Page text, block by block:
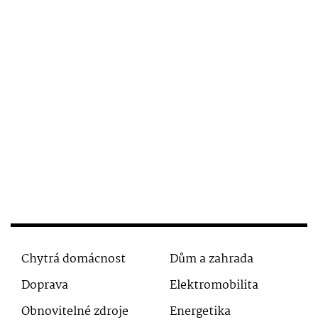
Chytrá domácnost
Dům a zahrada
Doprava
Elektromobilita
Obnovitelné zdroje
Energetika